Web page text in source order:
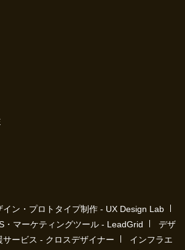
イン・プロトタイプ制作 - UX Design Lab
・マーケティングツール - LeadGrid
デザ
ービス - クロスデザイナー
インフラエ